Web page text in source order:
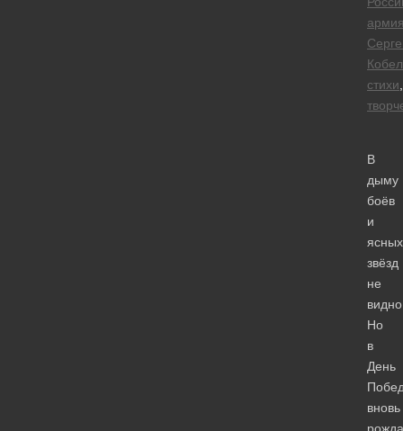
стихи,
В
дыму
боёв
и
ясных
звёзд
не
Но
в
День
вновь